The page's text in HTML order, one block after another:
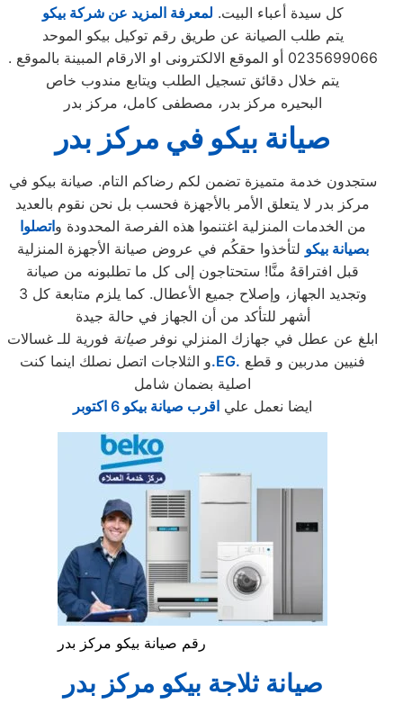
كل سيدة أعباء البيت. لمعرفة المزيد عن شركة بيكو
يتم طلب الصيانة عن طريق رقم توكيل بيكو الموحد
0235699066 أو الموقع الالكترونى او الارقام المبينة بالموقع .
يتم خلال دقائق تسجيل الطلب ويتابع مندوب خاص
البحيره مركز بدر، مصطفى كامل، مركز بدر
صيانة بيكو في مركز بدر
ستجدون خدمة متميزة تضمن لكم رضاكم التام. صيانة بيكو في
مركز بدر لا يتعلق الأمر بالأجهزة فحسب بل نحن نقوم بالعديد
من الخدمات المنزلية اغتنموا هذه الفرصة المحدودة واتصلوا
بصيانة بيكو لتأخذوا حقكُم في عروض صيانة الأجهزة المنزلية
قبل افتراقهُ منَّا! ستحتاجون إلى كل ما تطلبونه من صيانة
وتجديد الجهاز، وإصلاح جميع الأعطال. كما يلزم متابعة كل 3
أشهر للتأكد من أن الجهاز في حالة جيدة
ابلغ عن عطل في جهازك المنزلي نوفر صيانة فورية للـ غسالات
و الثلاجات اتصل نصلك اينما كنت.EG.
اصلية بضمان شامل
ايضا نعمل علي اقرب صيانة بيكو 6 اكتوبر
رقم صيانة بيكو مركز بدر
صيانة ثلاجة بيكو مركز بدر